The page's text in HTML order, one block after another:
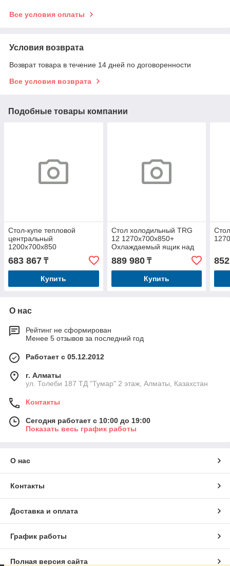
Все условия оплаты
Условия возврата
Возврат товара в течение 14 дней по договоренности
Все условия возврата
Подобные товары компании
Стол-купе тепловой
центральный
1200х700х850
683 867 ₸
Купить
Стол холодильный TRG
12 1270х700х850+
Охлаждаемый ящик над
889 980₸
Купить
О нас
Рейтинг не сформирован
Менее 5 отзывов за последний год
Работает с 05.12.2012
г. Алматы
ул. Толеби 187 ТД "Тумар" 2 этаж, Алматы, Казахстан
Контакты
Сегодня работает с 10:00 до 19:00
Показать весь график работы
О нас
Контакты
Доставка и оплата
График работы
Полная версия сайта